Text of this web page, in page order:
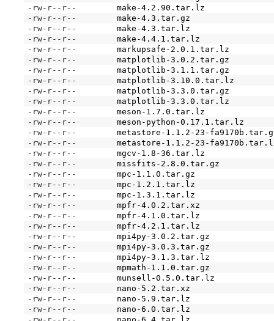
-rw-r--r--
make-4.2.90.tar.lz
-rw-r--r--
make-4.3.tar.gz
-rw-r--r--
make-4.3.tar.lz
-rw-r--r--
make-4.4.1.tar.lz
-rw-r--r--
markupsafe-2.0.1.tar.lz
-rw-r--r--
matplotlib-3.0.2.tar.gz
-rw-r--r--
matplotlib-3.1.1.tar.gz
-rw-r--r--
matplotlib-3.10.0.tar.lz
-rw-r--r--
matplotlib-3.3.0.tar.gz
-rw-r--r--
matplotlib-3.3.0.tar.lz
-rw-r--r--
meson-1.7.0.tar.lz
-rw-r--r--
meson-python-0.17.1.tar.lz
-rw-r--r--
metastore-1.1.2-23-
-rw-r--r--
metastore-1.1.2-23-
-rw-r--r--
mgcv-1.8-36.tar.lz
-rw-r--r--
missfits-2.8.0.tar.gz
-rw-r--r--
mpc-1.1.0.tar.gz
-rw-r--r--
mpc-1.2.1.tar.lz
-rw-r--r--
mpc-1.3.1.tar.lz
-rw-r--r--
mpfr-4.0.2.tar.xz
-rw-r--r--
mpfr-4.1.0.tar.lz
-rw-r--r--
mpfr-4.2.1.tar.lz
-rw-r--r--
mpi4py-3.0.2.tar.gz
-rw-r--r--
mpi4py-3.0.3.tar.gz
-rw-r--r--
mpi4py-3.1.3.tar.lz
-rw-r--r--
mpmath-1.1.0.tar.gz
-rw-r--r--
munsell-0.5.0.tar.lz
-rw-r--r--
nano-5.2.tar.xz
-rw-r--r--
nano-5.9.tar.lz
-rw-r--r--
nano-6.0.tar.lz